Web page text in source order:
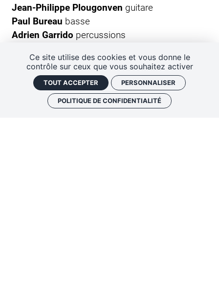
Ce site utilise des cookies et vous donne le
contrôle sur ceux que vous souhaitez activer
TOUT ACCEPTER PERSONNALISER
POLITIQUE DE CONFIDENTIALITÉ
Jean-Philippe Plougonven guitare
Paul Bureau basse
Adrien Garrido percussions
Mathys Meunierpercussions